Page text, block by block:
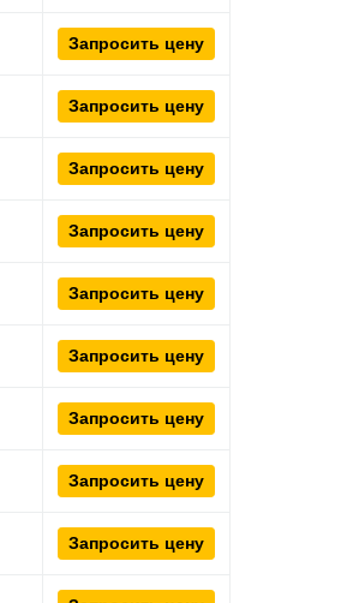
Запросить цену
Запросить цену
Запросить цену
Запросить цену
Запросить цену
Запросить цену
Запросить цену
Запросить цену
Запросить цену